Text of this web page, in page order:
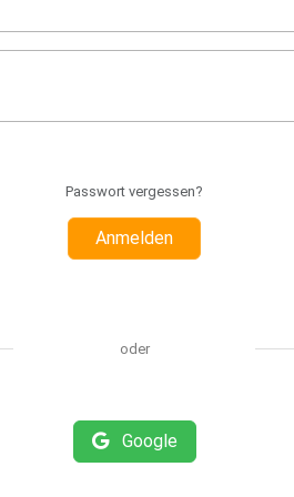
Passwort vergessen?
Anmelden
oder
Google